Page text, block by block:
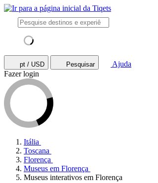
pt / USD Pesquisar
Ajuda
Fazer login
Itália
Toscana
Florença
Museus em Florença
Museus interativos em Florença